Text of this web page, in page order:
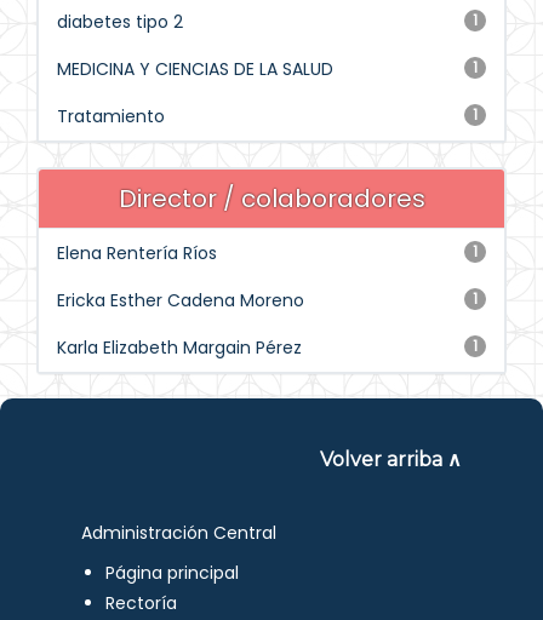
1
diabetes tipo 2
1
MEDICINA Y CIENCIAS DE LA SALUD
1
Tratamiento
Director / colaboradores
1
Elena Rentería Ríos
1
Ericka Esther Cadena Moreno
1
Karla Elizabeth Margain Pérez
Volver arriba ∧
Administración Central
Página principal
Rectoría